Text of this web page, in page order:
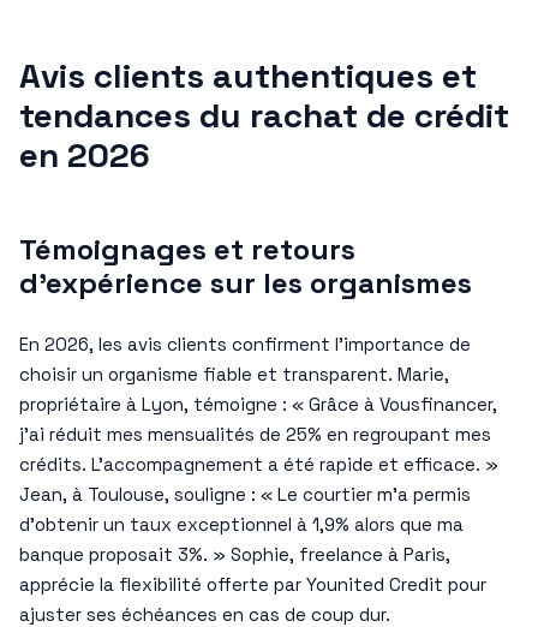
Avis clients authentiques et
tendances du rachat de crédit
en 2026
Témoignages et retours
d’expérience sur les organismes
En 2026, les avis clients confirment l’importance de
choisir un organisme fiable et transparent. Marie,
propriétaire à Lyon, témoigne : « Grâce à Vousfinancer,
j’ai réduit mes mensualités de 25% en regroupant mes
crédits. L’accompagnement a été rapide et efficace. »
Jean, à Toulouse, souligne : « Le courtier m’a permis
d’obtenir un taux exceptionnel à 1,9% alors que ma
banque proposait 3%. » Sophie, freelance à Paris,
apprécie la flexibilité offerte par Younited Credit pour
ajuster ses échéances en cas de coup dur.